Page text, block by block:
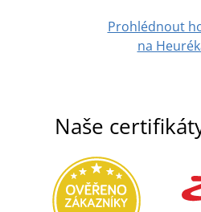
Prohlédnout
na
Naše